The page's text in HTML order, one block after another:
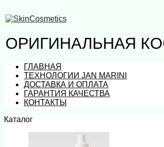
ОРИГИНАЛЬНАЯ
ГЛАВНАЯ
ТЕХНОЛОГИИ JAN MARINI
ДОСТАВКА И ОПЛАТА
ГАРАНТИЯ КАЧЕСТВА
КОНТАКТЫ
Каталог